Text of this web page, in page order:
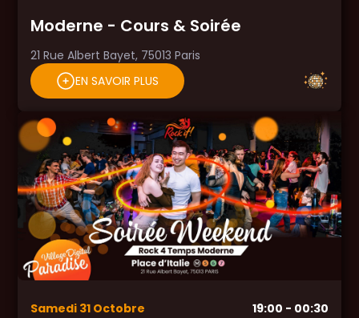
Moderne - Cours & Soirée
21 Rue Albert Bayet, 75013 Paris
EN SAVOIR PLUS
Samedi 31 Octobre 19:00 - 00:30